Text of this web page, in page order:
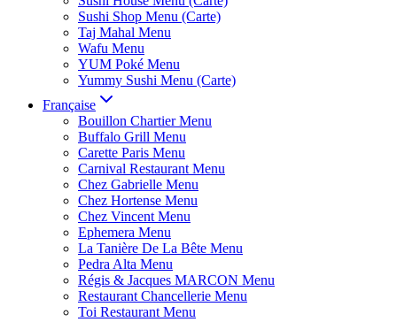
Sushi Shop Menu (Carte)
Taj Mahal Menu
Wafu Menu
YUM Poké Menu
Yummy Sushi Menu (Carte)
Française
Bouillon Chartier Menu
Buffalo Grill Menu
Carette Paris Menu
Carnival Restaurant Menu
Chez Gabrielle Menu
Chez Hortense Menu
Chez Vincent Menu
Ephemera Menu
La Tanière De La Bête Menu
Pedra Alta Menu
Régis & Jacques MARCON Menu
Restaurant Chancellerie Menu
Toi Restaurant Menu